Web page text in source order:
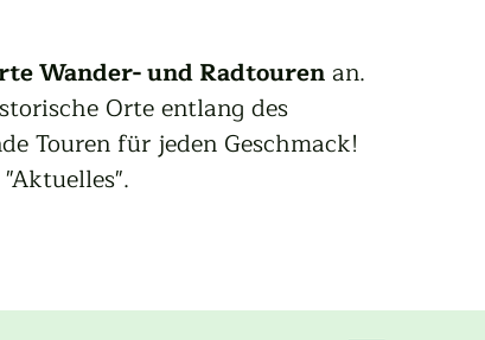
Wander- und Radtouren an.
Orte entlang des
Touren für jeden Geschmack!